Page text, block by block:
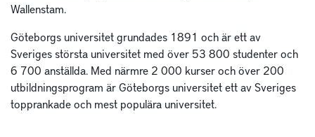
Wallenstam.
Göteborgs universitet grundades 1891 och är ett av
Sveriges största universitet med över 53 800 studenter och
6 700 anställda. Med närmre 2 000 kurser och över 200
utbildningsprogram är Göteborgs universitet ett av Sveriges
topprankade och mest populära universitet.